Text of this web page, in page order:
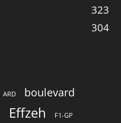
323
304
ARD boulevard
Effzeh F1-GP